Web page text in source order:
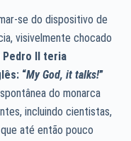
se do dispositivo de
visivelmente chocado
Pedro II teria
“My God, it talks!”
do monarca
incluindo cientistas,
até então pouco